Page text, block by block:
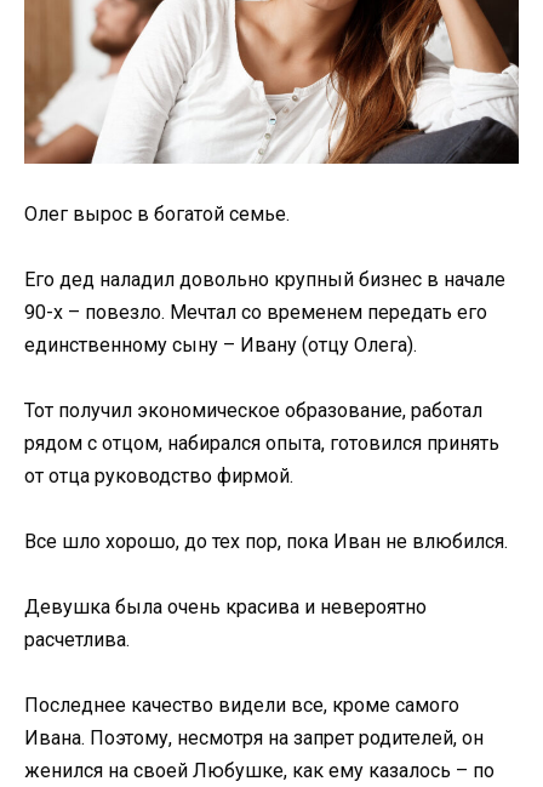
Олег вырос в богатой семье.
Его дед наладил довольно крупный бизнес в начале
90-х – повезло. Мечтал со временем передать его
единственному сыну – Ивану (отцу Олега).
Тот получил экономическое образование, работал
рядом с отцом, набирался опыта, готовился принять
от отца руководство фирмой.
Все шло хорошо, до тех пор, пока Иван не влюбился.
Девушка была очень красива и невероятно
расчетлива.
Последнее качество видели все, кроме самого
Ивана. Поэтому, несмотря на запрет родителей, он
женился на своей Любушке, как ему казалось – по